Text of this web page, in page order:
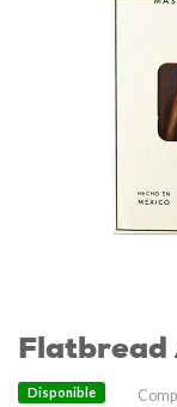
Flatbread
Disponible